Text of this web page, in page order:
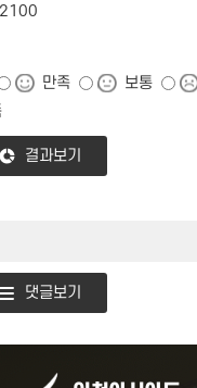
만족 보통
결과보기
댓글보기